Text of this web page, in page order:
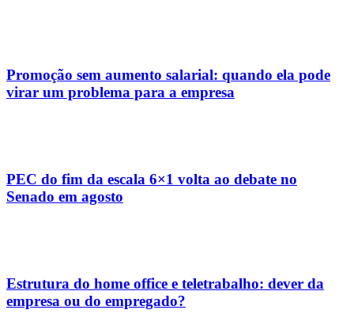
Promoção sem aumento salarial: quando ela pode
virar um problema para a empresa
PEC do fim da escala 6×1 volta ao debate no
Senado em agosto
Estrutura do home office e teletrabalho: dever da
empresa ou do empregado?